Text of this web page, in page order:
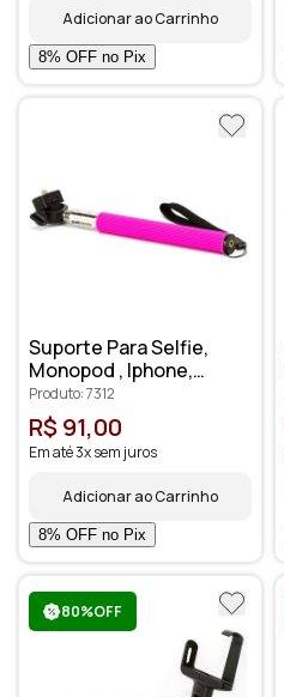
Adicionar ao Carrinho
Suporte Para Selfie,
Monopod , Iphone,
Galaxy - Z07-1 Rosa
Produto: 7312
R$ 91,00
Em até 3x sem juros
Adicionar ao Carrinho
80%OFF